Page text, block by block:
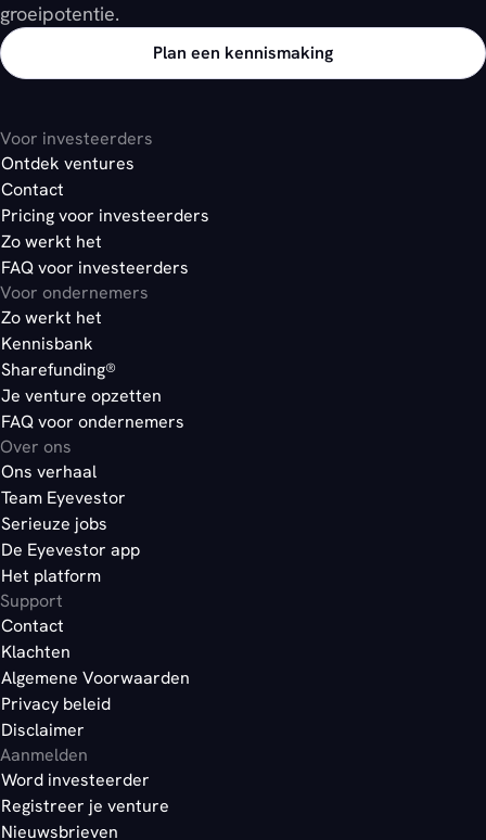
groeipotentie.
Plan een kennismaking
Voor investeerders
Ontdek ventures
Contact
Pricing voor investeerders
Zo werkt het
FAQ voor investeerders
Voor ondernemers
Zo werkt het
Kennisbank
Sharefunding®
Je venture opzetten
FAQ voor ondernemers
Over ons
Ons verhaal
Team Eyevestor
Serieuze jobs
De Eyevestor app
Het platform
Support
Contact
Klachten
Algemene Voorwaarden
Privacy beleid
Disclaimer
Aanmelden
Word investeerder
Registreer je venture
Nieuwsbrieven